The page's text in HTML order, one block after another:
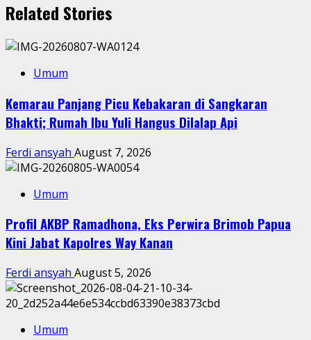
Related Stories
Umum
Kemarau Panjang Picu Kebakaran di Sangkaran
Bhakti; Rumah Ibu Yuli Hangus Dilalap Api
Ferdi ansyah August 7, 2026
Umum
Profil AKBP Ramadhona, Eks Perwira Brimob Papua
Kini Jabat Kapolres Way Kanan
Ferdi ansyah August 5, 2026
Umum